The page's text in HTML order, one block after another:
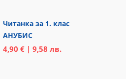
Читанка за 1. клас
АНУБИС
4,90 € | 9,58 лв.